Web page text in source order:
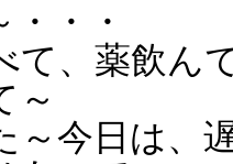
・・
て、薬飲ん
～
～今日は、